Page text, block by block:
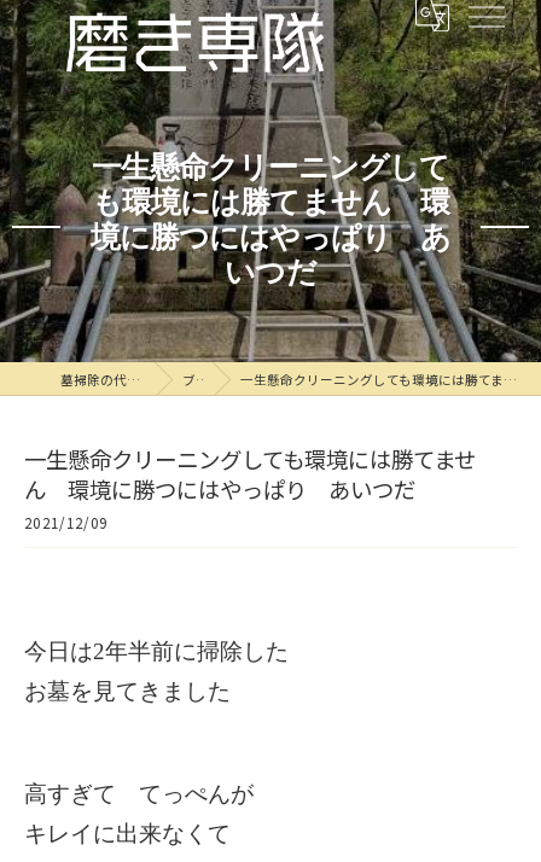
一生懸命クリーニングして
も環境には勝てません 環
境に勝つにはやっぱり あ
いつだ
墓掃除の代行なら磨き専隊 ブログ 一生懸命クリーニングしても環境には勝てません 環境に勝つにはやっぱり あいつだ
一生懸命クリーニングしても環境には勝てませ
ん 環境に勝つにはやっぱり あいつだ
2021/12/09
今日は2年半前に掃除した
お墓を見てきました
高すぎて てっぺんが
キレイに出来なくて